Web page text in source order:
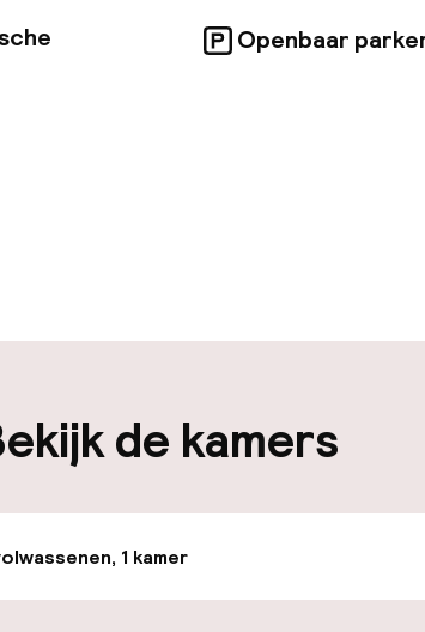
Openbaar
Openbaar
Oplaadpunt
Fietsen
de kamers
1 kamer